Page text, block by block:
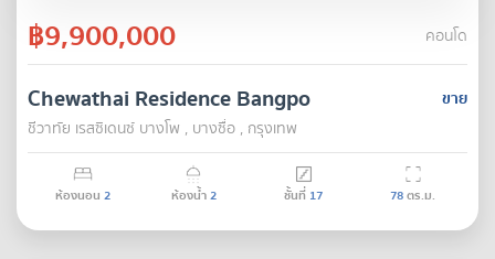
฿9,900,000 คอนโด
ขาย
Chewathai Residence Bangpo
ชีวาทัย เรสซิเดนซ์ บางโพ , บางซื่อ , กรุงเทพ
ห้องนอน 2 ห้องน้ำ2 ชั้นที่ 17 78ตร.ม.